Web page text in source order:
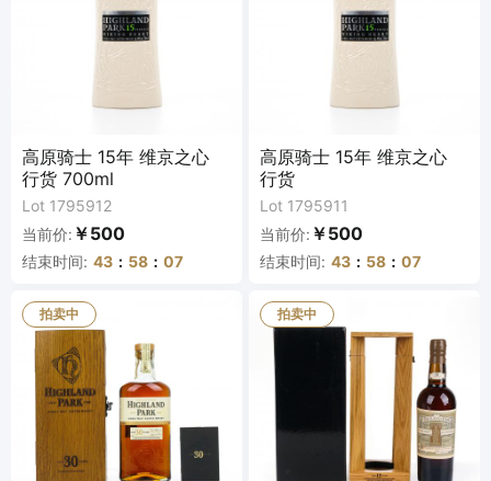
高原骑士 15年 维京之心
行货 700ml
Lot 1795912
当前价: ￥500
结束时间: 43 : 58 : 07
高原骑士 15年 维京之心
行货
Lot 1795911
当前价: ￥500
结束时间: 43 : 58 : 07
拍卖中 拍卖中